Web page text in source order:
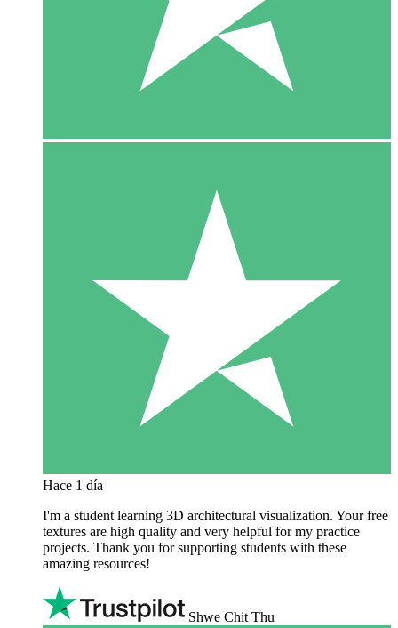
Hace 1 día
I'm a student learning 3D architectural visualization. Your free
textures are high quality and very helpful for my practice
projects. Thank you for supporting students with these
amazing resources!
Shwe Chit Thu